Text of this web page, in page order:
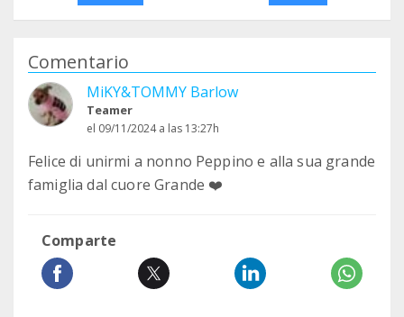
Comentario
MiKY&TOMMY Barlow
Teamer
el 09/11/2024 a las 13:27h
Felice di unirmi a nonno Peppino e alla sua grande
famiglia dal cuore Grande ❤️
Comparte